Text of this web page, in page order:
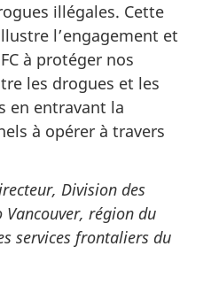
illégales. Cette
l’engagement et
à protéger nos
les drogues et les
en entravant la
à opérer à travers
Division des
région du
services frontaliers du